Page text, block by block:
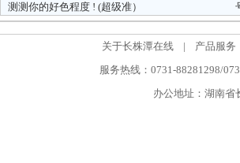
测测你的好色程度 ! (超级准）
关于长株潭在线 | 产品服务
服务热线：0731-88281298/
办公地址：湖南省